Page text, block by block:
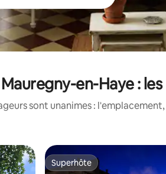
Mauregny-en-Haye :
sont unanimes :
Superhôte
Superhôte